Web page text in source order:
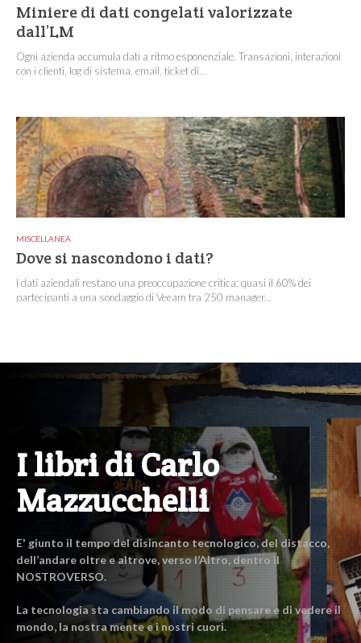
Miniere di dati congelati valorizzate
dall’LM
Ogni azienda accumula dati a ritmo esponenziale. Transazioni, interazioni
con i clienti, log di sistema, email, ticket di...
MISCELLANEA
Dove si nascondono i dati?
I dati aziendali restano una preoccupazione critica: quasi il 60% dei
partecipanti a una sondaggio di Veeam tra 250 manager...
I libri di Carlo
Mazzucchelli
E' giunto il tempo del disincanto tecnologico, del distacco,
dell’andare oltre e altrove, verso l’Altro, dentro il
NOSTROVERSO.
La tecnologia sta cambiando il modo di pensare e di vedere il
mondo, la nostra mente e i nostri cuori.